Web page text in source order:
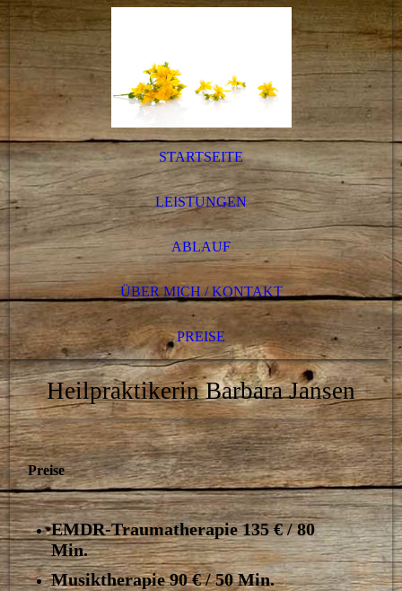
STARTSEITE
LEISTUNGEN
ABLAUF
ÜBER MICH / KONTAKT
PREISE
Heilpraktikerin Barbara Jansen
Preise
EMDR-Traumatherapie 135 € / 80
Min.
Musiktherapie 90 € / 50 Min.